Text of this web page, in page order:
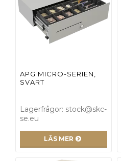
APG MICRO-SERIEN,
SVART
Lagerfrågor: stock@skc-
se.eu
LÄS MER